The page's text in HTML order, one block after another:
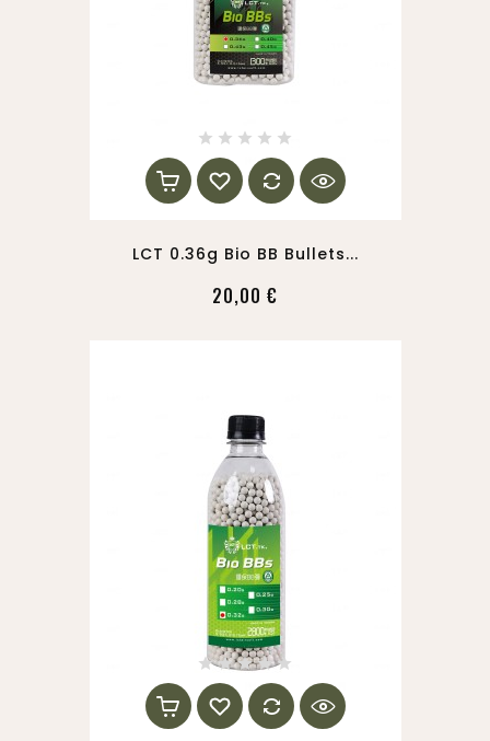
LCT 0.36g Bio BB Bullets...
20,00 €